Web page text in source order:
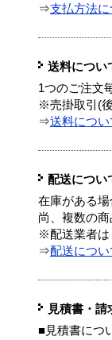
⇒支払方法
送料につい
1つのご注文
※売掛取引(
⇒送料につ
配送につい
在庫がある
尚、複数の
※配送業者は
⇒配送につ
見積書・請
■見積書につ